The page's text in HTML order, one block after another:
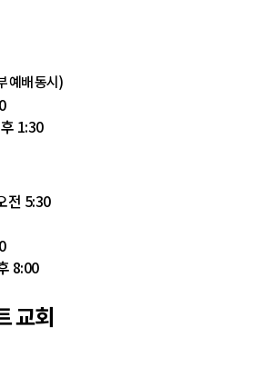
예배 동시)
1:30
전 5:30
8:00
교회